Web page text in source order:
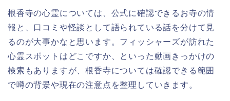
根香寺の心霊については、公式に確認できるお寺の情
報と、口コミや怪談として語られている話を分けて見
るのが大事かなと思います。フィッシャーズが訪れた
心霊スポットはどこですか、といった動画きっかけの
検索もありますが、根香寺については確認できる範囲
で噂の背景や現在の注意点を整理していきます。